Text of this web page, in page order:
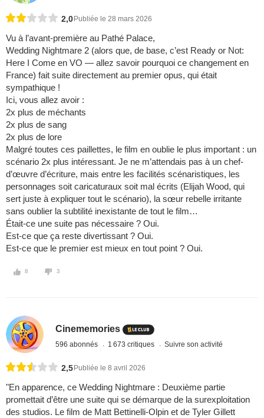
2,0 Publiée le 28 mars 2026
Vu à l’avant-première au Pathé Palace,
Wedding Nightmare 2 (alors que, de base, c’est Ready or Not:
Here I Come en VO — allez savoir pourquoi ce changement en
France) fait suite directement au premier opus, qui était
sympathique !
Ici, vous allez avoir :
2x plus de méchants
2x plus de sang
2x plus de lore
Malgré toutes ces paillettes, le film en oublie le plus important : un
scénario 2x plus intéressant. Je ne m’attendais pas à un chef-
d’œuvre d’écriture, mais entre les facilités scénaristiques, les
personnages soit caricaturaux soit mal écrits (Elijah Wood, qui
sert juste à expliquer tout le scénario), la sœur rebelle irritante
sans oublier la subtilité inexistante de tout le film…
Était-ce une suite pas nécessaire ? Oui.
Est-ce que ça reste divertissant ? Oui.
Est-ce que le premier est mieux en tout point ? Oui.
8 3
Cinememories
596 abonnés 1 673 critiques Suivre son activité
2,5 Publiée le 8 avril 2026
"En apparence, ce Wedding Nightmare : Deuxième partie
promettait d’être une suite qui se démarque de la surexploitation
des studios. Le film de Matt Bettinelli-Olpin et de Tyler Gillett